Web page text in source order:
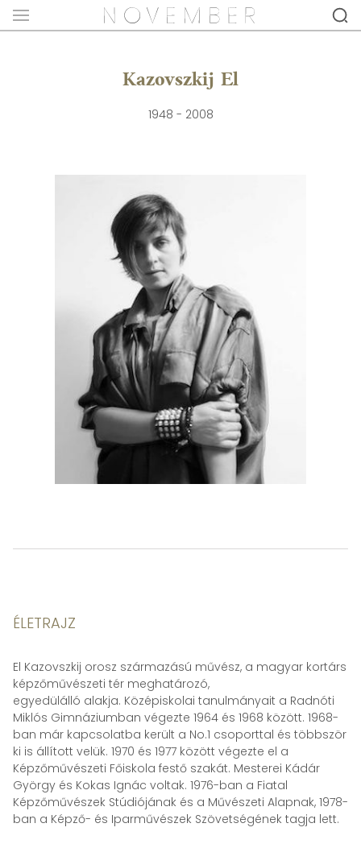
Kazovszkij El
1948 - 2008
ÉLETRAJZ
El Kazovszkij orosz származású művész, a magyar kortárs
képzőművészeti tér meghatározó,
egyedülálló alakja. Középiskolai tanulmányait a Radnóti
Miklós Gimnáziumban végezte 1964 és 1968 között. 1968-
ban már kapcsolatba került a No.1 csoporttal és többször
ki is állított velük. 1970 és 1977 között végezte el a
Képzőművészeti Főiskola festő szakát. Mesterei Kádár
György és Kokas Ignác voltak. 1976-ban a Fiatal
Képzőművészek Stúdiójának és a Művészeti Alapnak, 1978-
ban a Képző- és Iparművészek Szövetségének tagja lett.